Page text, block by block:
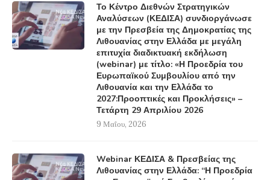
Το Κέντρο Διεθνών Στρατηγικών
Αναλύσεων (ΚΕΔΙΣΑ) συνδιοργάνωσε
με την Πρεσβεία της Δημοκρατίας της
Λιθουανίας στην Ελλάδα με μεγάλη
επιτυχία διαδικτυακή εκδήλωση
(webinar) με τίτλο: «Η Προεδρία του
Ευρωπαϊκού Συμβουλίου από την
Λιθουανία και την Ελλάδα το
2027:Προοπτικές και Προκλήσεις» –
Τετάρτη 29 Απριλίου 2026
9 Μαΐου, 2026
Webinar ΚΕΔΙΣΑ & Πρεσβείας της
Λιθουανίας στην Ελλάδα: “Η Προεδρία